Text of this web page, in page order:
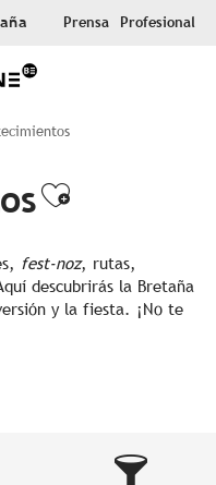
Prensa Profesional
Ajouter
fest-noz, rutas,
descubrirás la Bretaña
y la fiesta. ¡No te